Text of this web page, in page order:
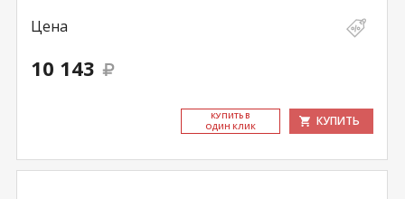
Цена
10 143
КУ­ПИТЬ В
ОДИН КЛИК
КУПИТЬ